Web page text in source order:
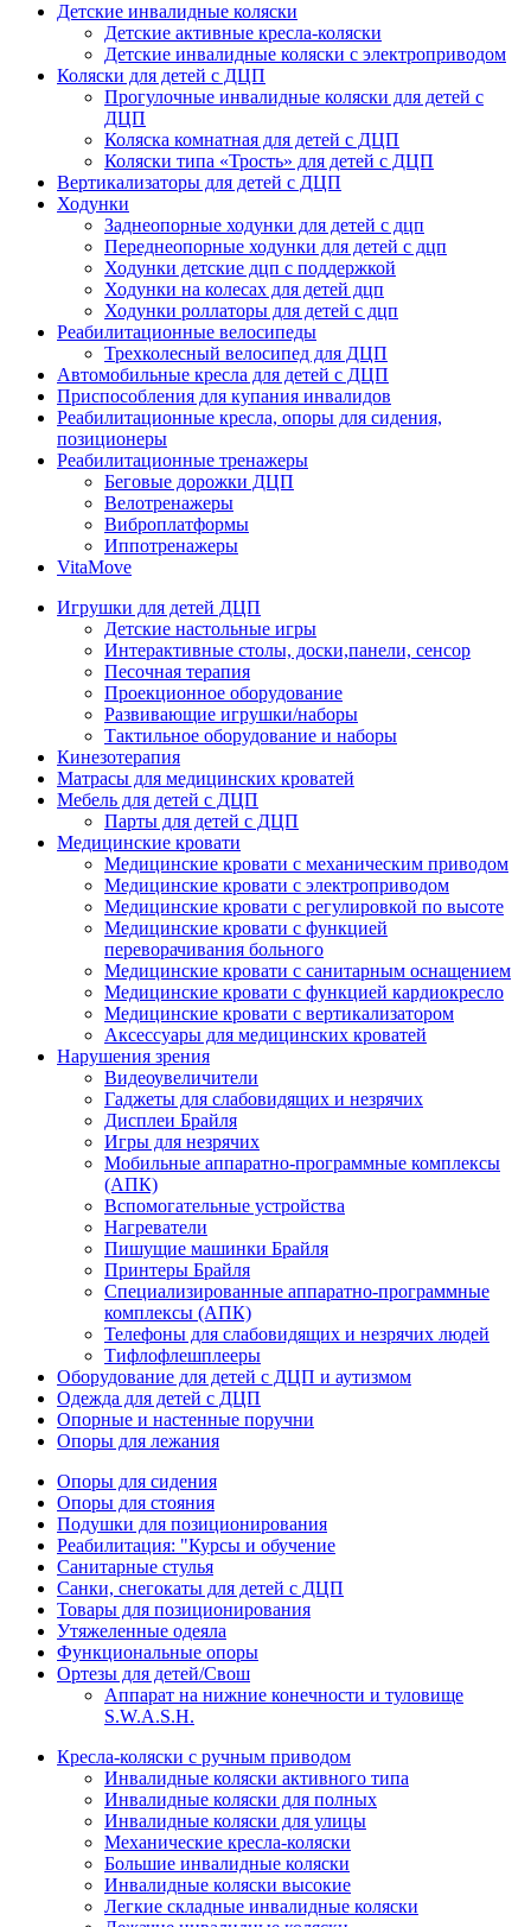
Детские инвалидные коляски
Детские активные кресла-коляски
Детские инвалидные коляски с электроприводом
Коляски для детей с ДЦП
Прогулочные инвалидные коляски для детей с
ДЦП
Коляска комнатная для детей с ДЦП
Коляски типа «Трость» для детей с ДЦП
Вертикализаторы для детей с ДЦП
Ходунки
Заднеопорные ходунки для детей с дцп
Переднеопорные ходунки для детей с дцп
Ходунки детские дцп с поддержкой
Ходунки на колесах для детей дцп
Ходунки роллаторы для детей с дцп
Реабилитационные велосипеды
Трехколесный велосипед для ДЦП
Автомобильные кресла для детей с ДЦП
Приспособления для купания инвалидов
Реабилитационные кресла, опоры для сидения,
позиционеры
Реабилитационные тренажеры
Беговые дорожки ДЦП
Велотренажеры
Виброплатформы
Иппотренажеры
VitaMove
Игрушки для детей ДЦП
Детские настольные игры
Интерактивные столы, доски,панели, сенсор
Песочная терапия
Проекционное оборудование
Развивающие игрушки/наборы
Тактильное оборудование и наборы
Кинезотерапия
Матрасы для медицинских кроватей
Мебель для детей с ДЦП
Парты для детей с ДЦП
Медицинские кровати
Медицинские кровати с механическим приводом
Медицинские кровати с электроприводом
Медицинские кровати с регулировкой по высоте
Медицинские кровати с функцией
переворачивания больного
Медицинские кровати с санитарным оснащением
Медицинские кровати с функцией кардиокресло
Медицинские кровати с вертикализатором
Аксессуары для медицинских кроватей
Нарушения зрения
Видеоувеличители
Гаджеты для слабовидящих и незрячих
Дисплеи Брайля
Игры для незрячих
Мобильные аппаратно-программные комплексы
(АПК)
Вспомогательные устройства
Нагреватели
Пишущие машинки Брайля
Принтеры Брайля
Специализированные аппаратно-программные
комплексы (АПК)
Телефоны для слабовидящих и незрячих людей
Тифлофлешплееры
Оборудование для детей с ДЦП и аутизмом
Одежда для детей с ДЦП
Опорные и настенные поручни
Опоры для лежания
Опоры для сидения
Опоры для стояния
Подушки для позиционирования
Реабилитация: "Курсы и обучение
Санитарные стулья
Санки, снегокаты для детей с ДЦП
Товары для позиционирования
Утяжеленные одеяла
Функциональные опоры
Ортезы для детей/Свош
Аппарат на нижние конечности и туловище
S.W.A.S.H.
Кресла-коляски с ручным приводом
Инвалидные коляски активного типа
Инвалидные коляски для полных
Инвалидные коляски для улицы
Механические кресла-коляски
Большие инвалидные коляски
Инвалидные коляски высокие
Легкие складные инвалидные коляски